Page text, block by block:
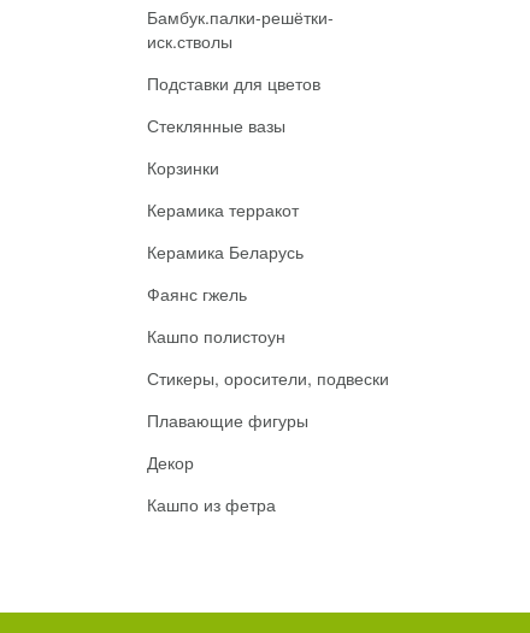
Бамбук.палки-решётки-
иск.стволы
Подставки для цветов
Стеклянные вазы
Корзинки
Керамика терракот
Керамика Беларусь
Фаянс гжель
Кашпо полистоун
Стикеры, оросители, подвески
Плавающие фигуры
Декор
Кашпо из фетра